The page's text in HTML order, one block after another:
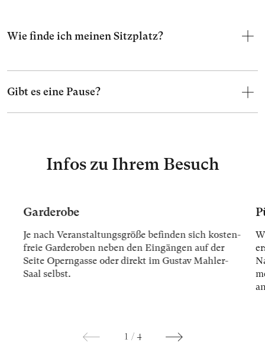
Wie finde ich meinen Sitzplatz?
Gibt es eine Pause?
Infos zu Ihrem Besuch
Garderobe
Je nach Ver­an­stal­tungs­grö­ße be­fin­den sich kos­ten­
freie Gar­der­oben ne­ben den Ein­gän­gen auf der
Sei­te Opern­gas­se oder di­rekt im Gus­tav Mah­ler-
Saal selbst.
1 / 4